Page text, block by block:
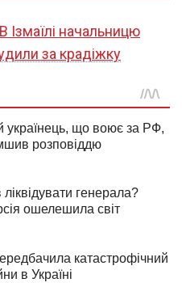
В Ізмаїлі начальницю
за крадіжку